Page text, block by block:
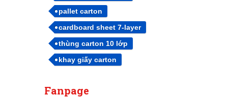
pallet carton
cardboard sheet 7-layer
thùng carton 10 lớp
khay giấy carton
Fanpage